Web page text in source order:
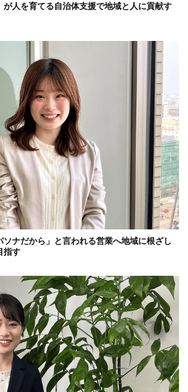
が人を育てる自治体支援で地域と人に貢献す
ソナだから」と言われる営業へ地域に根ざし
指す